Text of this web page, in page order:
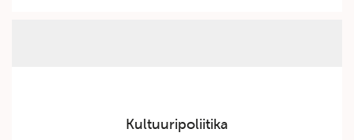
Kultuuripoliitika